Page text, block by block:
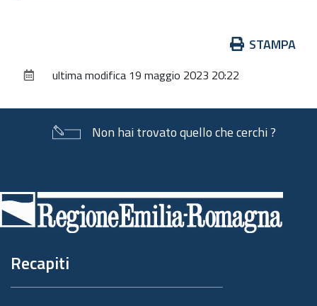
documento
STAMPA
ultima modifica 19 maggio 2023 20:22
Non hai trovato quello che cerchi ?
di
pagina
Recapiti